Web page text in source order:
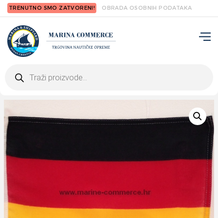
TRENUTNO SMO ZATVORENI! OBRADA OSOBNIH PODATAKA
search